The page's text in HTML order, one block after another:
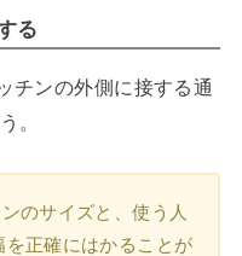
る
チンの外側に接する通
。
のサイズと、使う人
正確にはかることが